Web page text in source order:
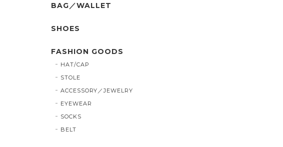
BAG／WALLET
SHOES
FASHION GOODS
HAT/CAP
STOLE
ACCESSORY／JEWELRY
EYEWEAR
SOCKS
BELT